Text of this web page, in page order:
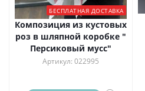
БЕСПЛАТНАЯ ДОСТАВКА
Композиция из кустовых
роз в шляпной коробке "
Персиковый мусс"
Артикул: 022995